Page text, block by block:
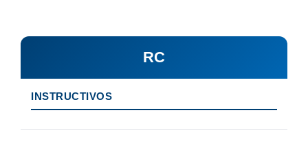
RC
INSTRUCTIVOS